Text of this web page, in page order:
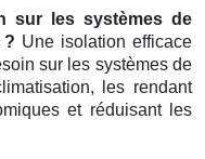
sur les systèmes de
? Une isolation efficace
sur les systèmes de
les rendant
et réduisant les